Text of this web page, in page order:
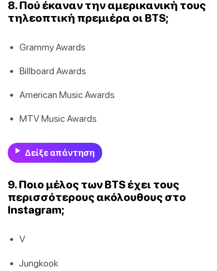
8. Πού έκαναν την αμερικανική τους
τηλεοπτική πρεμιέρα οι BTS;
Grammy Awards
Billboard Awards
American Music Awards
MTV Music Awards
Δείξε απάντηση
9. Ποιο μέλος των BTS έχει τους
περισσότερους ακόλουθους στο
Instagram;
V
Jungkook